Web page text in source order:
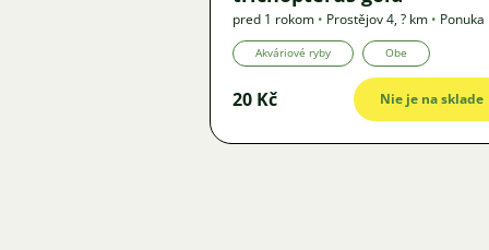
pred 1 rokom • Prostějov 4,? km • Ponuka
Akváriové ryby Obe
20 Kč Nie je na sklade